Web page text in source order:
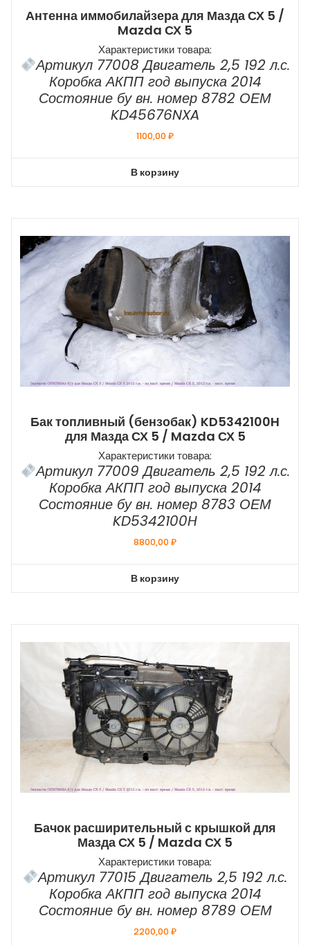
Антенна иммобилайзера для Мазда СХ 5 /
Mazda СХ 5
Характеристики товара:
Артикул 77008 Двигатель 2,5 192 л.с.
Коробка АКПП год выпуска 2014
Состояние бу вн. номер 8782 ОЕМ
KD45676NXA
1100,00₽
В корзину
Бак топливный (бензобак) KD5342100H
для Мазда СХ 5 / Mazda СХ 5
Характеристики товара:
Артикул 77009 Двигатель 2,5 192 л.с.
Коробка АКПП год выпуска 2014
Состояние бу вн. номер 8783 ОЕМ
KD5342100H
8800,00₽
В корзину
Бачок расширительный с крышкой для
Мазда СХ 5 / Mazda СХ 5
Характеристики товара:
Артикул 77015 Двигатель 2,5 192 л.с.
Коробка АКПП год выпуска 2014
Состояние бу вн. номер 8789 ОЕМ
2200,00₽